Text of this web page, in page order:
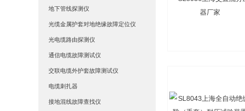
地下管线探测仪
光缆金属护套对地绝缘故障定位仪
光电缆路由探测仪
通信电缆故障测试仪
交联电缆外护套故障测试仪
电缆刺扎器
接地混线故障查找仪